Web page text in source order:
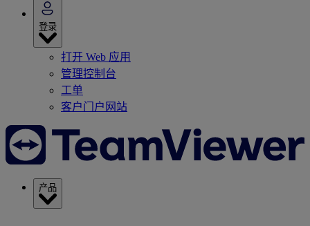
登录
打开 Web 应用
管理控制台
工单
客户门户网站
产品